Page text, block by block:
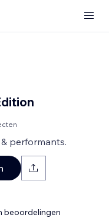
performants.
beoordelingen